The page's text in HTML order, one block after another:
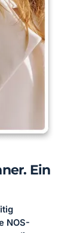
Ein
NOS-